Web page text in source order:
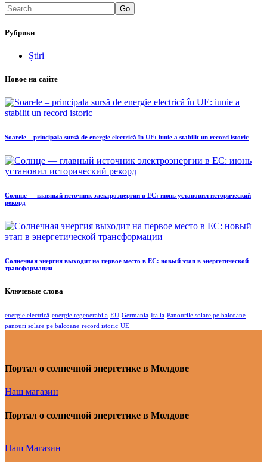
Go
Рубрики
Știri
Новое на сайте
Soarele – principala sursă de energie electrică în UE: iunie a stabilit un record istoric
Солнце — главный источник электроэнергии в ЕС: июнь установил исторический
рекорд
Солнечная энергия выходит на первое место в ЕС: новый этап в энергетической
трансформации
Ключевые слова
energie electrică energie regenerabila EU Germania Italia Panourile solare pe balcoane
panouri solare pe balcoane record istoric UE
Портал о солнечной энергетике в Молдове
Наш магазин
Портал о солнечной энергетике в Молдове
Наш Магазин